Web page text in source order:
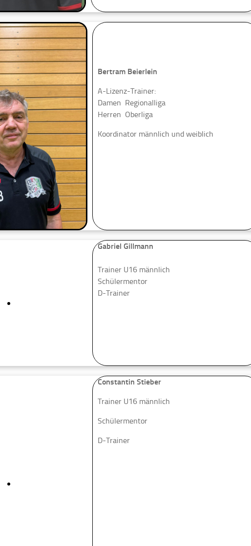
Bertram Beierlein
A-Lizenz-Trainer:
Damen Regionalliga
Herren Oberliga
Koordinator männlich und weiblich
Gabriel Gillmann
Trainer U16 männlich
Schülermentor
D-Trainer
Constantin Stieber
Trainer U16 männlich
Schülermentor
D-Trainer